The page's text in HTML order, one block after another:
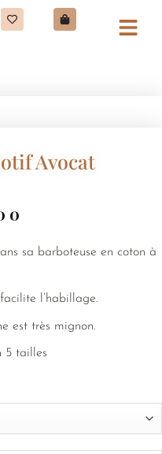
Avocat
sa barboteuse en coton à
l’habillage.
est très mignon.
5 tailles